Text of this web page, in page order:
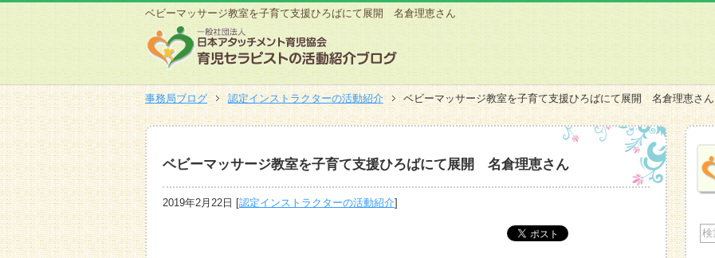
ベビーマッサージ教室を子育て支援ひろばにて展開 名倉理恵さん
事務局ブログ 認定インストラクターの活動紹介 ベビーマッサージ教室を子育て支援ひろばにて展開 名倉理恵さん
ベビーマッサージ教室を子育て支援ひろばにて展開 名倉理恵さん
2019年2月22日 [認定インストラクターの活動紹介]